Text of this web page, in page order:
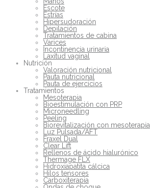
Escote
Estrías
Hipersudoración
Depilación
Tratamientos de cabina
Varices
Incontinencia urinaria
Laxitud vaginal
Nutrición
Valoración nutricional
Pauta nutricional
Pauta de ejercicios
Tratamientos
Mesoterapia
Bioestimulación con PRP
Microneedling
Peeling
Biorevitalización con mesoterapia
Luz Pulsada/AFT
Fraxel Dual
Clear Lift
Rellenos de ácido hialurónico
Thermage FLX
Hidroxiapatita cálcica
Hilos tensores
Carboxiterapia